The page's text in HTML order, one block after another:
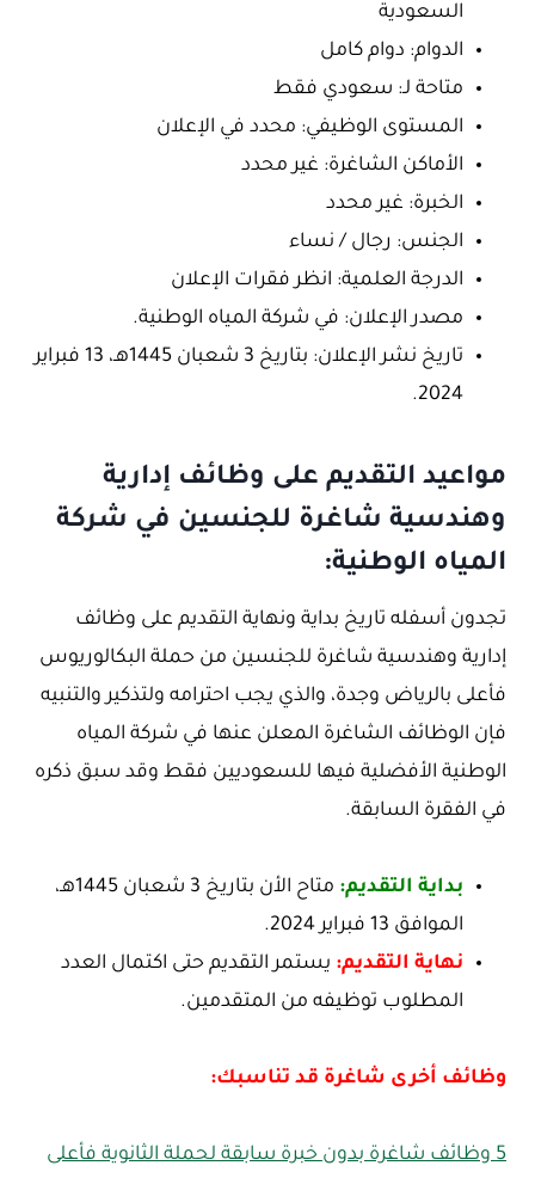
السعودية
الدوام: دوام كامل
متاحة لـ: سعودي فقط
المستوى الوظيفي: محدد في الإعلان
الأماكن الشاغرة: غير محدد
الخبرة: غير محدد
الجنس: رجال / نساء
الدرجة العلمية: انظر فقرات الإعلان
مصدر الإعلان: في شركة المياه الوطنية.
تاريخ نشر الإعلان: بتاريخ 3 شعبان 1445هـ، 13 فبراير
2024.
مواعيد التقديم على وظائف إدارية
وهندسية شاغرة للجنسين في شركة
المياه الوطنية:
تجدون أسفله تاريخ بداية ونهاية التقديم على وظائف
إدارية وهندسية شاغرة للجنسين من حملة البكالوريوس
فأعلى بالرياض وجدة، والذي يجب احترامه ولتذكير والتنبيه
فإن الوظائف الشاغرة المعلن عنها في شركة المياه
الوطنية الأفضلية فيها للسعوديين فقط وقد سبق ذكره
في الفقرة السابقة.
بداية التقديم:
متاح الأن بتاريخ 3 شعبان 1445هـ،
الموافق 13 فبراير 2024.
نهاية التقديم: يستمر التقديم حتى اكتمال العدد
المطلوب توظيفه من المتقدمين.
وظائف أخرى شاغرة قد تناسبك:
5 وظائف شاغرة بدون خبرة سابقة لحملة الثانوية فأعلى